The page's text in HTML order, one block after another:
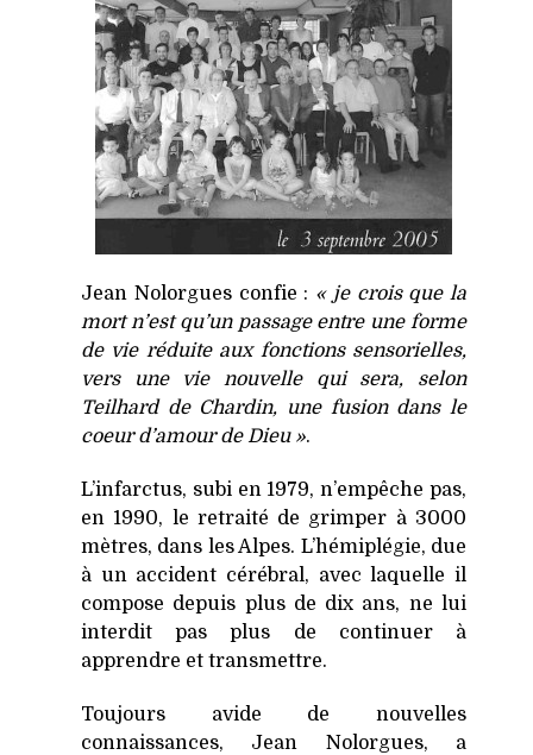
Jean Nolorgues confie : « je crois que la
mort n’est qu’un passage entre une forme
de vie réduite aux fonctions sensorielles,
vers une vie nouvelle qui sera, selon
Teilhard de Chardin, une fusion dans le
coeur d’amour de Dieu ».
L’infarctus, subi en 1979, n’empêche pas,
en 1990, le retraité de grimper à 3000
mètres, dans les Alpes. L’hémiplégie, due
à un accident cérébral, avec laquelle il
compose depuis plus de dix ans, ne lui
interdit pas plus de continuer à
apprendre et transmettre.
Toujours avide de nouvelles
connaissances, Jean Nolorgues, a